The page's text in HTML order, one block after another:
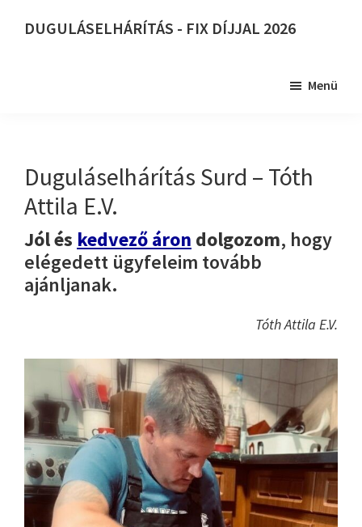
DUGULÁSELHÁRÍTÁS - FIX DÍJJAL 2026
Menü
Duguláselhárítás Surd – Tóth
Attila E.V.
Jól és kedvező áron dolgozom, hogy
elégedett ügyfeleim tovább
ajánljanak.
Tóth Attila E.V.